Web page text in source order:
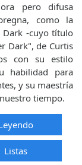
pero difusa
como la
Dark -cuyo título
Dark", de Curtis
con su estilo
habilidad para
y su maestría
tiempo.
Listas